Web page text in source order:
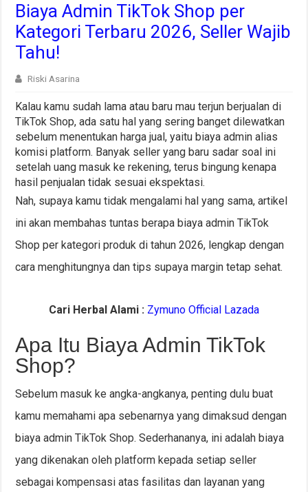
Biaya Admin TikTok Shop per
Kategori Terbaru 2026, Seller Wajib
Tahu!
Riski Asarina
Kalau kamu sudah lama atau baru mau terjun berjualan di
TikTok Shop, ada satu hal yang sering banget dilewatkan
sebelum menentukan harga jual, yaitu biaya admin alias
komisi platform. Banyak seller yang baru sadar soal ini
setelah uang masuk ke rekening, terus bingung kenapa
hasil penjualan tidak sesuai ekspektasi.
Nah, supaya kamu tidak mengalami hal yang sama, artikel
ini akan membahas tuntas berapa biaya admin TikTok
Shop per kategori produk di tahun 2026, lengkap dengan
cara menghitungnya dan tips supaya margin tetap sehat.
Cari Herbal Alami : Zymuno Official Lazada
Apa Itu Biaya Admin TikTok
Shop?
Sebelum masuk ke angka-angkanya, penting dulu buat
kamu memahami apa sebenarnya yang dimaksud dengan
biaya admin TikTok Shop. Sederhananya, ini adalah biaya
yang dikenakan oleh platform kepada setiap seller
sebagai kompensasi atas fasilitas dan layanan yang